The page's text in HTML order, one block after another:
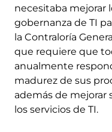
necesitaba mejorar
gobernanza de TI
la Contraloría
que requiere que
anualmente
madurez de sus
además de mejorar
los servicios de TI.